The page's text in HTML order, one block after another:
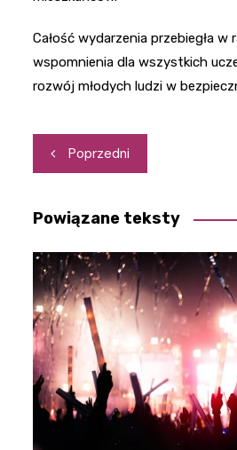
Całość wydarzenia przebiegła
wspomnienia dla wszystkich
rozwój młodych ludzi w
Nawigacja
wpisu
Poprzedni
Powiązane teksty